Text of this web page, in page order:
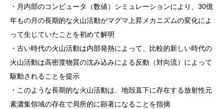
・月内部のコンピュータ（数値）シミュレーションにより、30億
年もの月の長期的な火山活動がマグマ上昇メカニズムの変化によ
って生じていたことを初めて解明
・古い時代の火山活動は内部発熱によって、比較的新しい時代の
火山活動は高密度物質の沈み込みによる反動（対向流）によって
駆動されることを提示
・このような長期的な火山活動は、地殻直下に存在する放射性元
素濃集領域の存在で局所的に顕著になることを指摘